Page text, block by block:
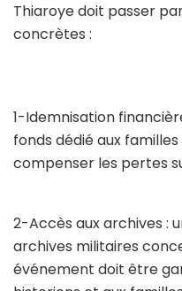
Thiaroye doit passer
concrètes :
1-Idemnisation
fonds dédié aux
compenser les pertes
2-Accès aux archives :
archives militaires
événement doit être